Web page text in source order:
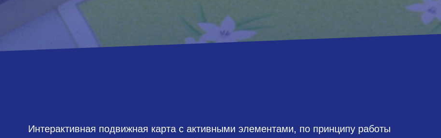
Интерактивная подвижная карта с активными элементами, по принципу работы